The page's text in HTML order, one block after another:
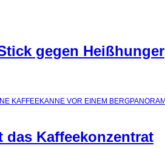
gegen Heißhunger
das Kaffeekonzentrat